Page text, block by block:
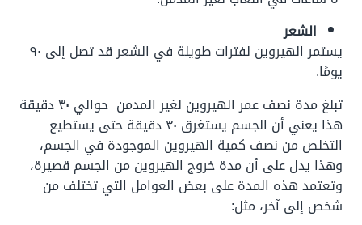
الشعر
يستمر الهيروين لفترات طويلة في الشعر قد تصل إلى ٩٠
يومًا.
تبلغ مدة نصف عمر الهيروين لغير المدمن حوالي ٣٠ دقيقة
هذا يعني أن الجسم يستغرق ٣٠ دقيقة حتى يستطيع
التخلص من نصف كمية الهيروين الموجودة في الجسم،
وهذا يدل على أن مدة خروج الهيروين من الجسم قصيرة،
وتعتمد هذه المدة على بعض العوامل التي تختلف من
شخص إلى آخر، مثل: